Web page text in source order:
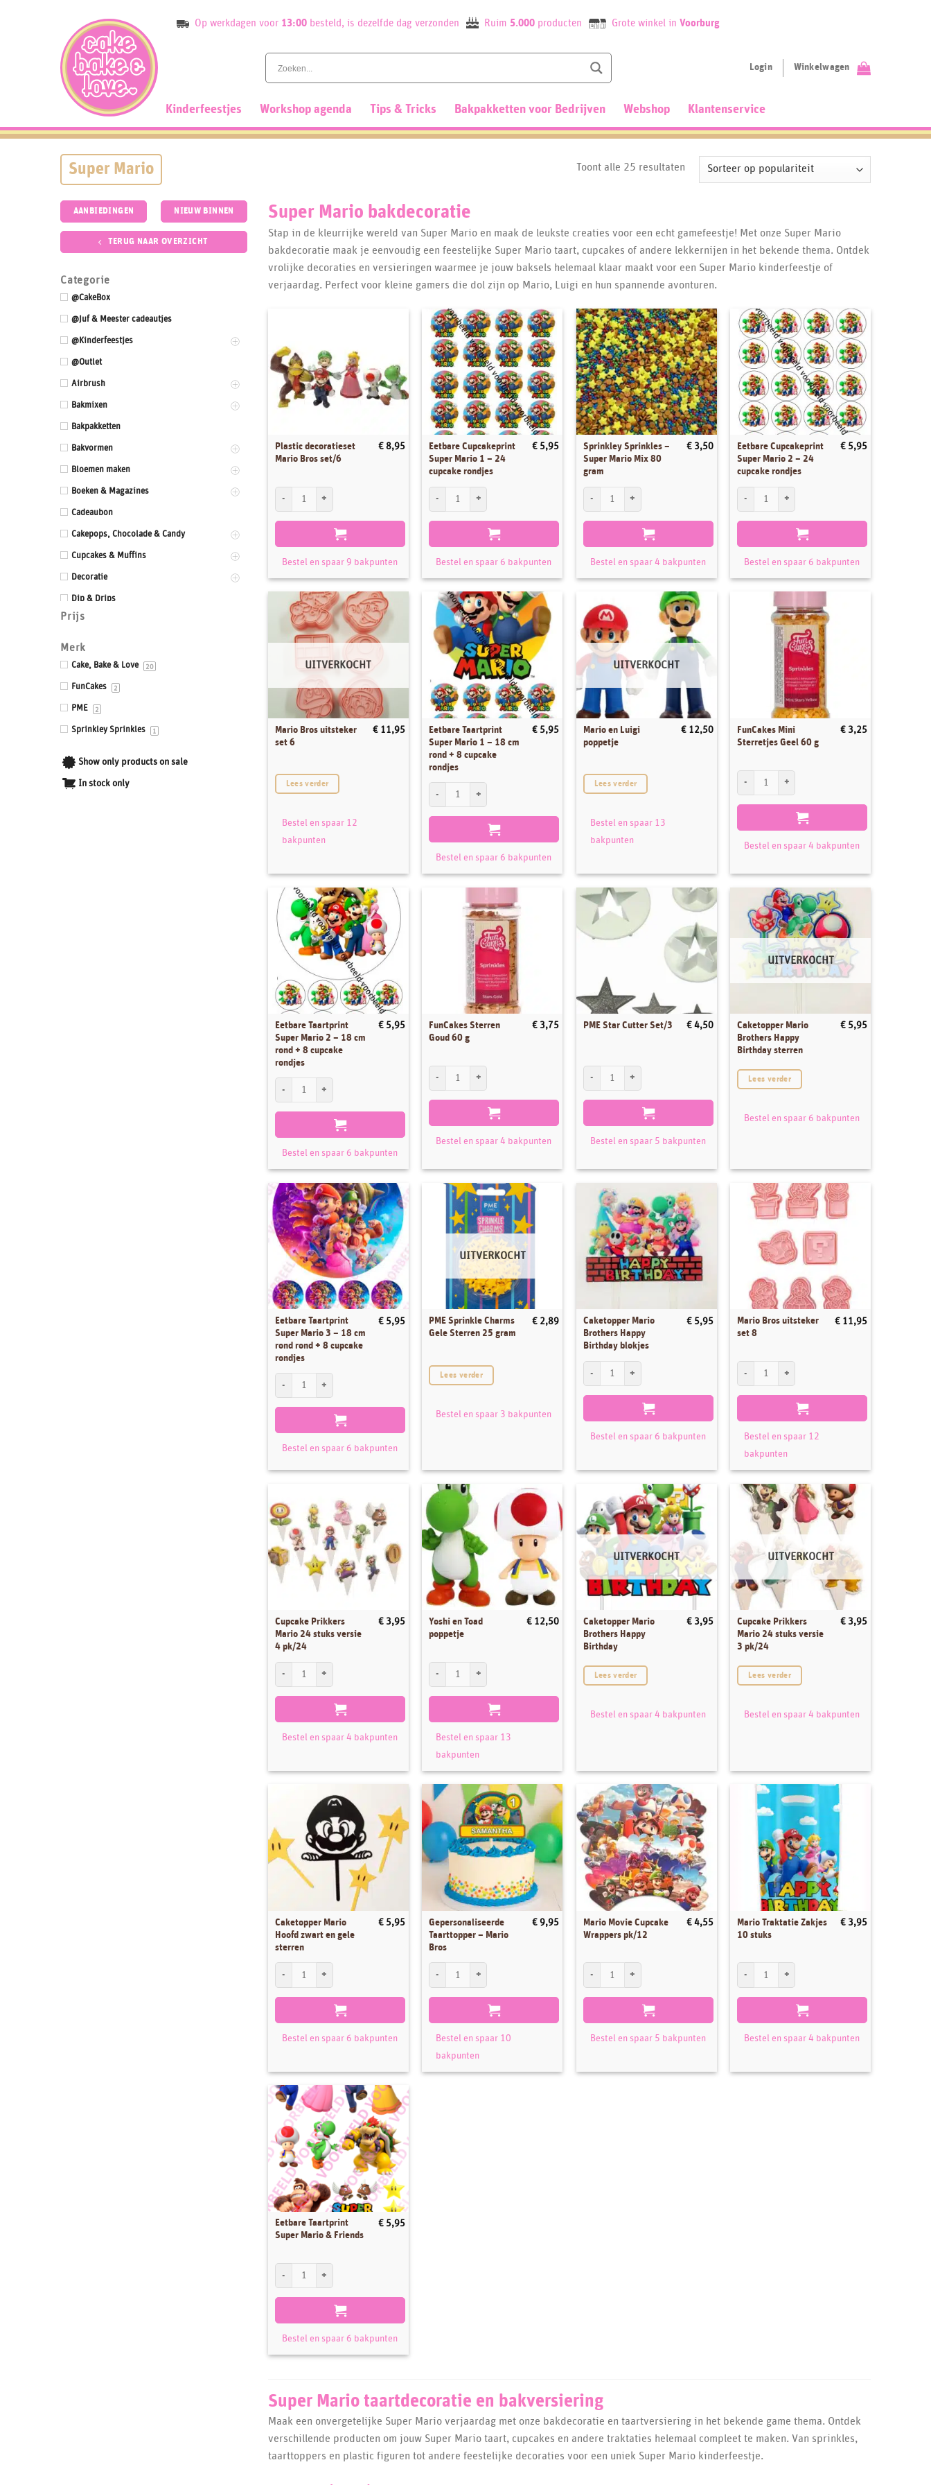
Op werkdagen voor 13:00besteld, is dezelfde dag verzonden Ruim 5.000producten Grote winkel in Voorburg
Login Winkelwagen
Kinderfeestjes Workshop agenda Tips & Tricks Bakpakketten voor Bedrijven Webshop Klantenservice
Super Mario Toont alle 25 resultatenGesorteerd
AANBIEDINGEN NIEUW BINNEN
TERUG NAAR OVERZICHT
Categorie
@CakeBox
@Juf & Meester cadeautjes
@Kinderfeestjes
@Outlet
Airbrush
Bakmixen
Bakpakketten
Bakvormen
Bloemen maken
Boeken & Magazines
Cadeaubon
Cakepops, Chocolade & Candy
Cupcakes & Muffins
Decoratie
Dip & Drips
Dozen & Dummies
Drums & Boards
Eetbaar kant
Eetbare prints
Fondant, Icing & Marsepein
Gepersonaliseerde Taarttoppers
Icing
Impressie en Embossing matten & stempels
Prijs
Merk
Cake, Bake & Love 20
FunCakes 2
PME 2
Sprinkley Sprinkles 1
Show only products on sale
In stock only
Super Mario bakdecoratie
Stap in de kleurrijke wereld van Super Mario en maak de leukste creaties voor een echt gamefeestje! Met onze Super Mario
bakdecoratie maak je eenvoudig een feestelijke Super Mario taart, cupcakes of andere lekkernijen in het bekende thema. Ontdek
vrolijke decoraties en versieringen waarmee je jouw baksels helemaal klaar maakt voor een Super Mario kinderfeestje of
verjaardag. Perfect voor kleine gamers die dol zijn op Mario, Luigi en hun spannende avonturen.
Plastic decoratieset
Mario Bros set/6
€8,95
Bestel en spaar 9 bakpunten
Eetbare Cupcakeprint
Super Mario 1 – 24
cupcake rondjes
€ 5,95
Bestel en spaar 6 bakpunten
Sprinkley Sprinkles –
Super Mario Mix 80
gram
€3,50
Bestel en spaar 4 bakpunten
Eetbare Cupcakeprint
Super Mario 2 – 24
cupcake rondjes
€ 5,95
Bestel en spaar 6 bakpunten
UITVERKOCHT
Mario Bros uitsteker
set 6
€11,95
Lees verder
Bestel en spaar 12
bakpunten
Eetbare Taartprint
Super Mario 1 – 18 cm
rond + 8 cupcake
rondjes
€ 5,95
Eetbare Taartprint Super Mario 1 - 18 cm rond + 8 cupcake rondjes aantal
Bestel en spaar 6 bakpunten
UITVERKOCHT
Mario en Luigi
poppetje
€12,50
Lees verder
Bestel en spaar 13
bakpunten
FunCakes Mini
Sterretjes Geel 60 g
€ 3,25
Bestel en spaar 4 bakpunten
Eetbare Taartprint
Super Mario 2 – 18 cm
rond + 8 cupcake
rondjes
€5,95
Eetbare Taartprint Super Mario 2 - 18 cm rond + 8 cupcake rondjes aantal
Bestel en spaar 6 bakpunten
FunCakes Sterren
Goud 60 g
€ 3,75
Bestel en spaar 4 bakpunten
PME Star Cutter Set/3 €4,50
Bestel en spaar 5 bakpunten
UITVERKOCHT
Caketopper Mario
Brothers Happy
Birthday sterren
€ 5,95
Lees verder
Bestel en spaar 6 bakpunten
Eetbare Taartprint
Super Mario 3 – 18 cm
rond rond + 8 cupcake
rondjes
€5,95
Eetbare Taartprint Super Mario 3 - 18 cm rond rond + 8 cupcake rondjes aantal
Bestel en spaar 6 bakpunten
UITVERKOCHT
PME Sprinkle Charms
Gele Sterren 25 gram
€ 2,89
Lees verder
Bestel en spaar 3 bakpunten
Caketopper Mario
Brothers Happy
Birthday blokjes
€5,95
Bestel en spaar 6 bakpunten
Mario Bros uitsteker
set 8
€ 11,95
Bestel en spaar 12
bakpunten
Cupcake Prikkers
Mario 24 stuks versie
4 pk/24
€3,95
Bestel en spaar 4 bakpunten
Yoshi en Toad
poppetje
€ 12,50
Bestel en spaar 13
bakpunten
UITVERKOCHT
Caketopper Mario
Brothers Happy
Birthday
€3,95
Lees verder
Bestel en spaar 4 bakpunten
UITVERKOCHT
Cupcake Prikkers
Mario 24 stuks versie
3 pk/24
€ 3,95
Lees verder
Bestel en spaar 4 bakpunten
Caketopper Mario
Hoofd zwart en gele
sterren
€5,95
Bestel en spaar 6 bakpunten
Gepersonaliseerde
Taarttopper – Mario
Bros
€ 9,95
Bestel en spaar 10
bakpunten
Mario Movie Cupcake
Wrappers pk/12
€4,55
Bestel en spaar 5 bakpunten
Mario Traktatie Zakjes
10 stuks
€ 3,95
Bestel en spaar 4 bakpunten
Eetbare Taartprint
Super Mario & Friends
€5,95
Bestel en spaar 6 bakpunten
Super Mario taartdecoratie en bakversiering
Maak een onvergetelijke Super Mario verjaardag met onze bakdecoratie en taartversiering in het bekende game thema. Ontdek
verschillende producten om jouw Super Mario taart, cupcakes en andere traktaties helemaal compleet te maken. Van sprinkles,
taarttoppers en plastic figuren tot andere feestelijke decoraties voor een uniek Super Mario kinderfeestje.